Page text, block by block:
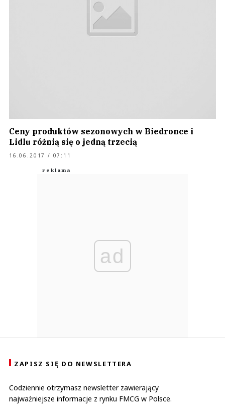
Ceny produktów sezonowych w Biedronce i
Lidlu różnią się o jedną trzecią
16.06.2017 / 07:11
ad
ZAPISZ SIĘ DO NEWSLETTERA
Codziennie otrzymasz newsletter zawierający
najważniejsze informacje z rynku FMCG w Polsce.